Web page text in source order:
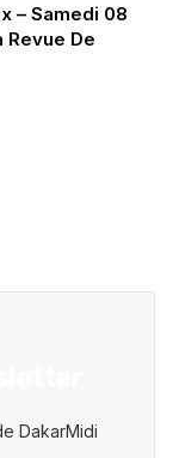
– Samedi 08
Revue De
DakarMidi